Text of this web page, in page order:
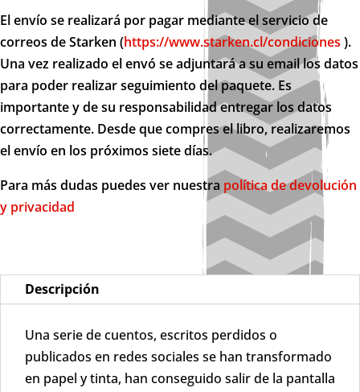
rojinegro
El envío se realizará por pagar mediante el servicio de
correos de Starken (https://www.starken.cl/condiciones ).
Una vez realizado el envó se adjuntará a su email los datos
para poder realizar seguimiento del paquete. Es
importante y de su responsabilidad entregar los datos
correctamente. Desde que compres el libro, realizaremos
el envío en los próximos siete días.
Para más dudas puedes ver nuestra política de devolución
y privacidad
Descripción
Una serie de cuentos, escritos perdidos o
publicados en redes sociales se han transformado
en papel y tinta, han conseguido salir de la pantalla